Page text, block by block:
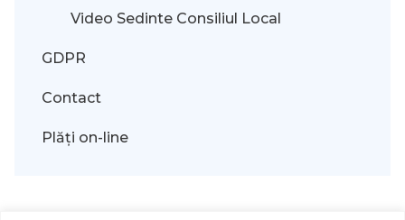
Video Sedinte Consiliul Local
GDPR
Contact
Plăți on-line